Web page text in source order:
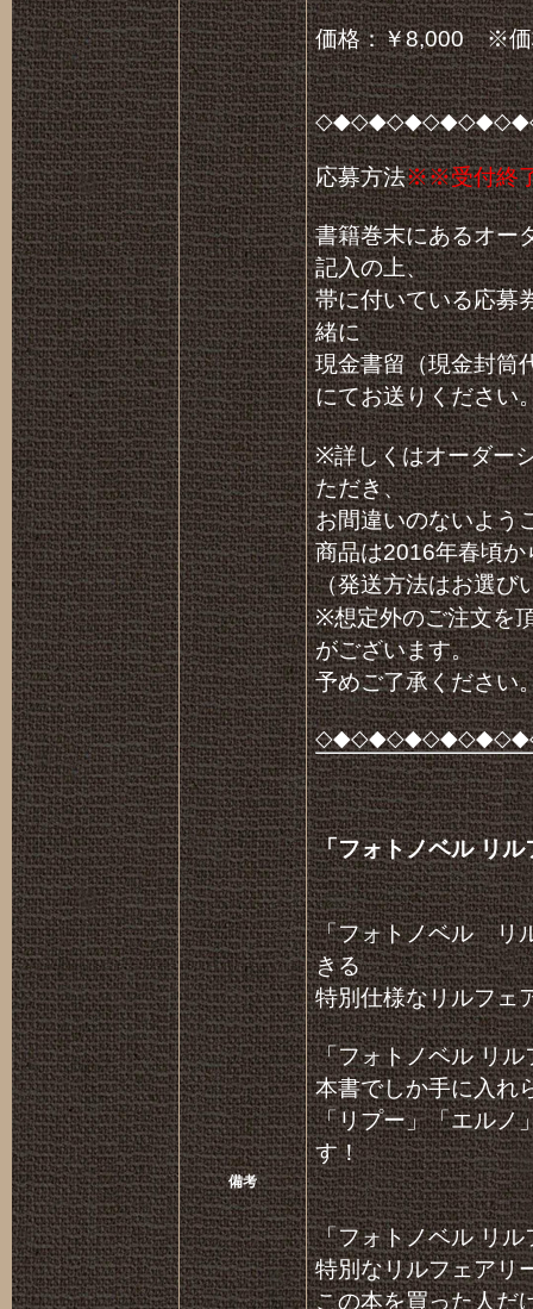
備考
価格：￥8,000 ※価
応募方法※※受付終
書籍巻末にあるオー
記入の上、
帯に付いている応募
緒に
現金書留（現金封筒
にてお送りください
※詳しくはオーダー
ただき、
お間違いのないよう
商品は2016年春頃
（発送方法はお選び
※想定外のご注文を
がございます。
予めご了承ください
「フォトノベル リ
「フォトノベル リ
きる
特別仕様なリルフェ
「フォトノベル リ
本書でしか手に入れ
「リプー」「エルノ
す！
「フォトノベル リ
特別なリルフェアリ
この本を買った人だ